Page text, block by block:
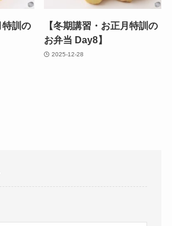
特訓の
【冬期講習・お正月特訓の
お弁当 Day8】
2025-12-28